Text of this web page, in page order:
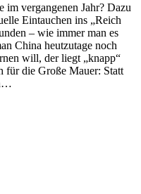
im vergangenen Jahr? Dazu
Eintauchen ins „Reich
– wie immer man es
China heutzutage noch
will, der liegt „knapp“
für die Große Mauer: Statt